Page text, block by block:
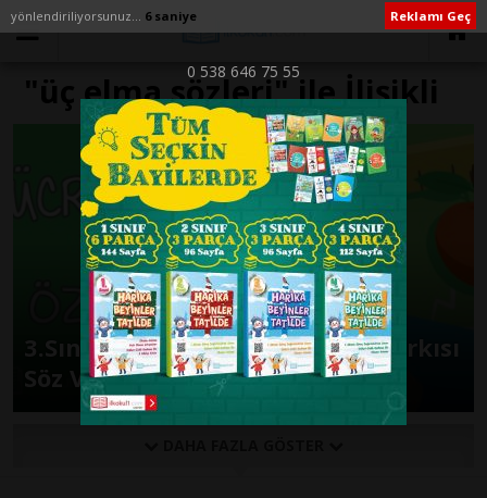
yönlendiriliyorsunuz... 6 saniye Reklamı Geç
0 538 646 75 55
"üç elma sözleri" ile İlişikli
yazılar
3.Sınıf Müzik Kitabı ÜÇ ELMA Şarkısı
Söz Ve Müzikleri